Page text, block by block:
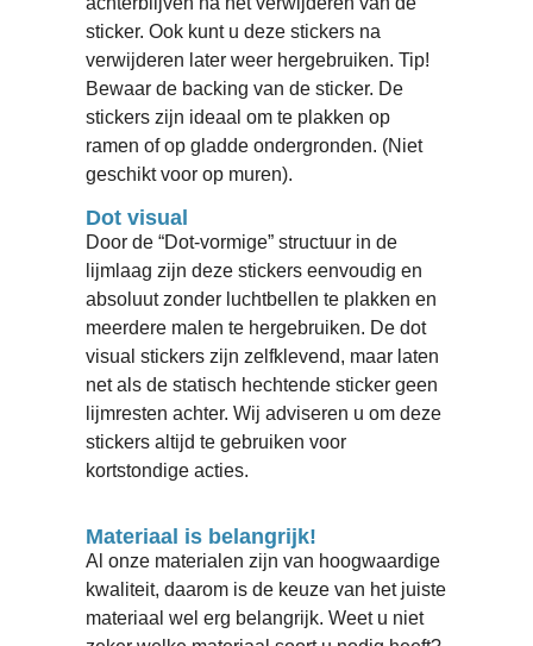
sticker. Ook kunt u deze stickers na
verwijderen later weer hergebruiken. Tip!
Bewaar de backing van de sticker. De
stickers zijn ideaal om te plakken op
ramen of op gladde ondergronden. (Niet
geschikt voor op muren).
Dot visual
Door de “Dot-vormige” structuur in de
lijmlaag zijn deze stickers eenvoudig en
absoluut zonder luchtbellen te plakken en
meerdere malen te hergebruiken. De dot
visual stickers zijn zelfklevend, maar laten
net als de statisch hechtende sticker geen
lijmresten achter. Wij adviseren u om deze
stickers altijd te gebruiken voor
kortstondige acties.
Materiaal is belangrijk!
Al onze materialen zijn van hoogwaardige
kwaliteit, daarom is de keuze van het juiste
materiaal wel erg belangrijk. Weet u niet